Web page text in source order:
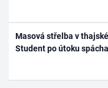
Masová střelba v
Student po útoku